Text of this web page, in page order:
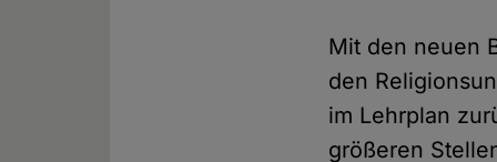
Mit den neuen
den
im Lehrplan
größeren